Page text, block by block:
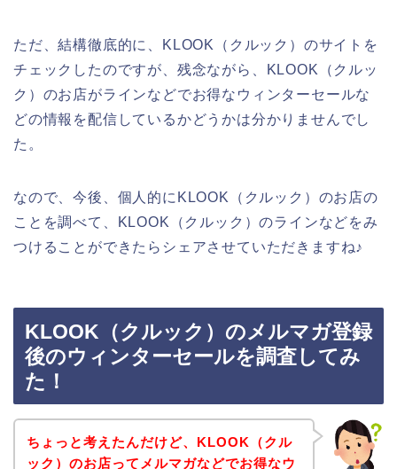
ただ、結構徹底的に、KLOOK（クルック）のサイトを
チェックしたのですが、残念ながら、KLOOK（クルッ
ク）のお店がラインなどでお得なウィンターセールな
どの情報を配信しているかどうかは分かりませんでし
た。
なので、今後、個人的にKLOOK（クルック）のお店の
ことを調べて、KLOOK（クルック）のラインなどをみ
つけることができたらシェアさせていただきますね♪
KLOOK（クルック）のメルマガ登録
後のウィンターセールを調査してみ
た！
ちょっと考えたんだけど、KLOOK（クル
ック）のお店ってメルマガなどでお得なウ